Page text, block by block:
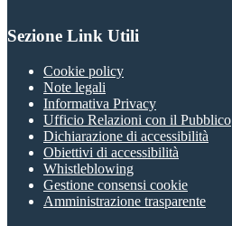
Sezione Link Utili
Cookie policy
Note legali
Informativa Privacy
Ufficio Relazioni con il Pubblico
Dichiarazione di accessibilità
Obiettivi di accessibilità
Whistleblowing
Gestione consensi cookie
Amministrazione trasparente